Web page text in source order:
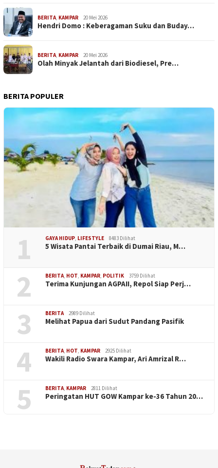
BERITA, KAMPAR 20 Mei 2026
Hendri Domo : Keberagaman Suku dan Buday…
BERITA, KAMPAR 20 Mei 2026
Olah Minyak Jelantah dari Biodiesel, Pre…
BERITA POPULER
1 GAYA HIDUP, LIFESTYLE 8483 Dilihat
5 Wisata Pantai Terbaik di Dumai Riau, M…
2 BERITA, HOT, KAMPAR, POLITIK 3759 Dilihat
Terima Kunjungan AGPAII, Repol Siap Perj…
3 BERITA 2989 Dilihat
Melihat Papua dari Sudut Pandang Pasifik
4 BERITA, HOT, KAMPAR 2925 Dilihat
Wakili Radio Swara Kampar, Ari Amrizal R…
5 BERITA, KAMPAR 2811 Dilihat
Peringatan HUT GOW Kampar ke-36 Tahun 20…